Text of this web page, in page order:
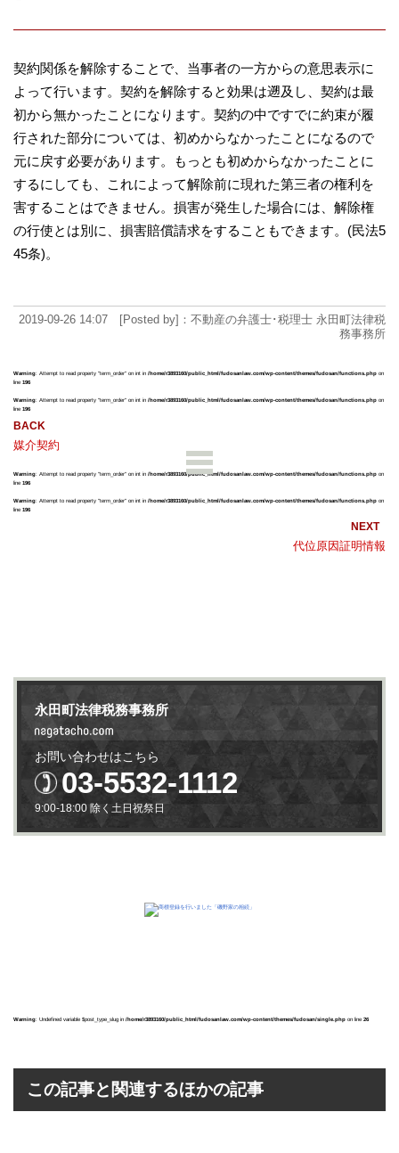
契約関係を解除することで、当事者の一方からの意思表示に
よって行います。契約を解除すると効果は遡及し、契約は最
初から無かったことになります。契約の中ですでに約束が履
行された部分については、初めからなかったことになるので
元に戻す必要があります。もっとも初めからなかったことに
するにしても、これによって解除前に現れた第三者の権利を
害することはできません。損害が発生した場合には、解除権
の行使とは別に、損害賠償請求をすることもできます。(民法5
45条)。
2019-09-26 14:07 [Posted by]：不動産の弁護士･税理士 永田町法律税
務事務所
Warning: Attempt to read property "term_order" on int in /home/r3893160/public_html/fudosanlaw.com/wp-content/themes/fudosan/functions.php on
line 196
Warning: Attempt to read property "term_order" on int in /home/r3893160/public_html/fudosanlaw.com/wp-content/themes/fudosan/functions.php on
line 196
媒介契約
Warning: Attempt to read property "term_order" on int in /home/r3893160/public_html/fudosanlaw.com/wp-content/themes/fudosan/functions.php on
line 196
Warning: Attempt to read property "term_order" on int in /home/r3893160/public_html/fudosanlaw.com/wp-content/themes/fudosan/functions.php on
line 196
代位原因証明情報
永田町法律税務事務所
お問い合わせはこちら
03-5532-1112
9:00-18:00 除く土日祝祭日
Warning: Undefined variable $post_type_slug in /home/r3893160/public_html/fudosanlaw.com/wp-content/themes/fudosan/single.php on line 26
この記事と関連するほかの記事